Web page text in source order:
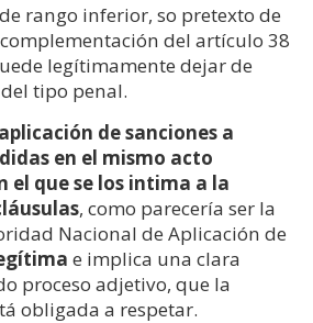
rango inferior, so pretexto de
del artículo 38
legítimamente dejar de
tipo penal.
de sanciones a
en el mismo acto
que se los intima a la
, como parecería ser la
Nacional de Aplicación de
e implica una clara
proceso adjetivo, que la
obligada a respetar.